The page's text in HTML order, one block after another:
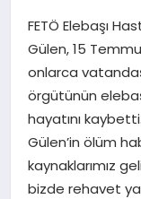
SAĞLIK
EKONOMI
MAGAZIN
EĞITIM
FETÖ Elebaşı
Gülen, 15
onlarca
örgütünün
hayatını
Gülen’in ölüm
kaynaklarımız
bizde rehavet